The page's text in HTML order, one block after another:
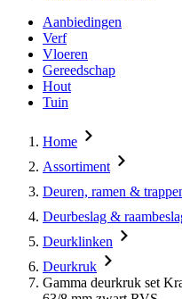
Aanbiedingen
Verf
Vloeren
Gereedschap
Hout
Tuin
Home
Assortiment
Deuren, ramen &
Deurbeslag &
Deurklinken
Deurkruk
Gamma deurkruk set